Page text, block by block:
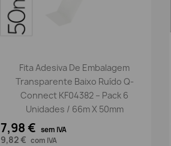
Vista rápida
Fita Adesiva De Embalagem
Transparente Baixo Ruído Q-
Connect KF04382 – Pack 6
Unidades / 66m X 50mm
7,98 € sem IVA
9,82 € com IVA